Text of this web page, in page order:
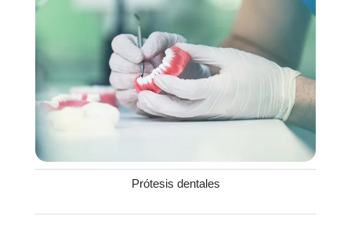
Prótesis dentales